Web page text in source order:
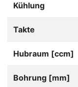
Kühlung
Takte
Hubraum [ccm]
Bohrung [mm]